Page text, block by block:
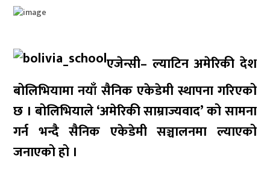
एजेन्सी– ल्याटिन अमेरिकी देश
बोलिभियामा नयाँ सैनिक एकेडेमी स्थापना गरिएको
छ । बोलिभियाले ‘अमेरिकी साम्राज्यवाद’ को सामना
गर्न भन्दै सैनिक एकेडेमी सञ्चालनमा ल्याएको
जनाएको हो ।